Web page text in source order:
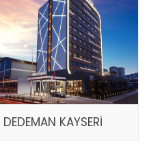
DEDEMAN KAYSERİ